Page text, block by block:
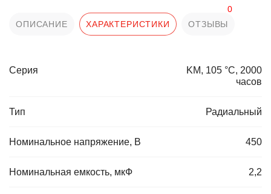
ОПИСАНИЕ ХАРАКТЕРИСТИКИ ОТЗЫВЫ
0
Серия
KM, 105 °C, 2000
часов
Тип Радиальный
Номинальное напряжение, В 450
Номинальная емкость, мкФ 2,2